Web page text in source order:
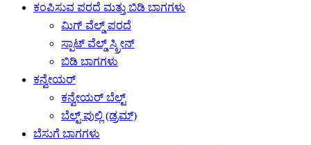
ಕಂಪಿಸುವ ಪರದೆ ಮತ್ತು ಬಿಡಿ ಭಾಗಗಳು
ಮಿಗ್ ವೆಲ್ಡ್ ಪರದೆ
ಸ್ಪಾಟ್ ವೆಲ್ಡ್ ಸ್ಕ್ರೀನ್
ಬಿಡಿ ಭಾಗಗಳು
ಕನ್ವೇಯರ್
ಕನ್ವೇಯರ್ ಬೆಲ್ಟ್
ಬೆಲ್ಟ್ ಪುಲ್ಲಿ (ಡ್ರಮ್)
ಬೆಸುಗೆ ಭಾಗಗಳು